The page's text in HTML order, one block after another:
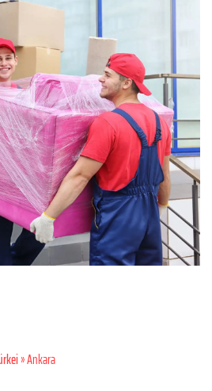
» Ankara